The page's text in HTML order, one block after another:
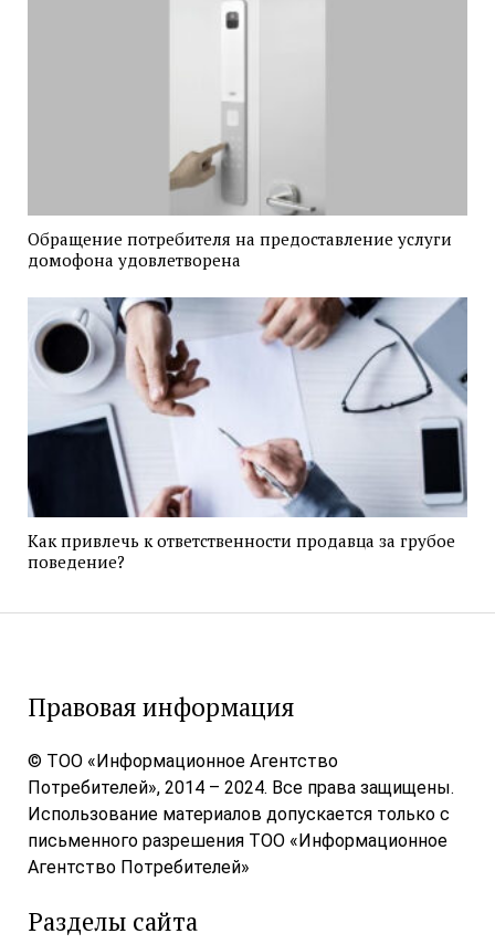
Обращение потребителя на предоставление услуги
домофона удовлетворена
Как привлечь к ответственности продавца за грубое
поведение?
Правовая информация
© ТОО «Информационное Агентство
Потребителей», 2014 – 2024. Все права защищены.
Использование материалов допускается только с
письменного разрешения ТОО «Информационное
Агентство Потребителей»
Разделы сайта